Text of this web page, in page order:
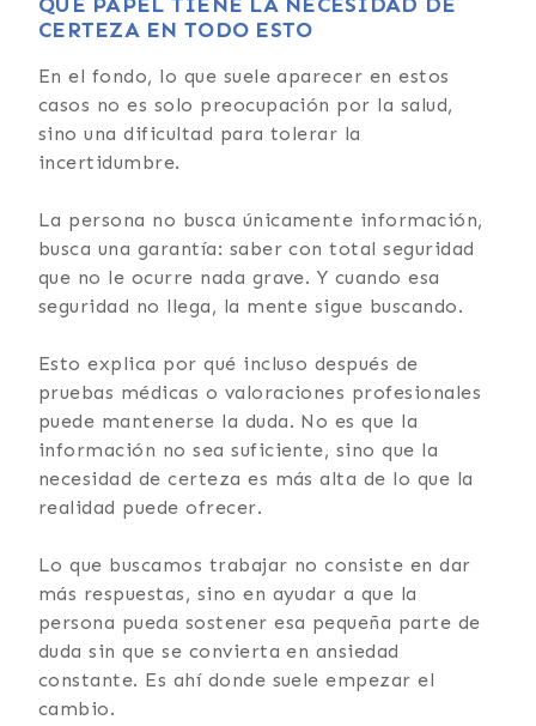
CERTEZA EN TODO ESTO
En el fondo, lo que suele aparecer en estos
casos no es solo preocupación por la salud,
sino una dificultad para tolerar la
incertidumbre.
La persona no busca únicamente información,
busca una garantía: saber con total seguridad
que no le ocurre nada grave. Y cuando esa
seguridad no llega, la mente sigue buscando.
Esto explica por qué incluso después de
pruebas médicas o valoraciones profesionales
puede mantenerse la duda. No es que la
información no sea suficiente, sino que la
necesidad de certeza es más alta de lo que la
realidad puede ofrecer.
Lo que buscamos trabajar no consiste en dar
más respuestas, sino en ayudar a que la
persona pueda sostener esa pequeña parte de
duda sin que se convierta en ansiedad
constante. Es ahí donde suele empezar el
cambio.